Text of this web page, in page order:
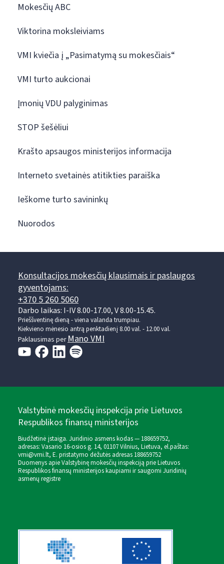
Mokesčių ABC
Viktorina moksleiviams
VMI kviečia į „Pasimatymą su mokesčiais“
VMI turto aukcionai
Įmonių VDU palyginimas
STOP šešėliui
Krašto apsaugos ministerijos informacija
Interneto svetainės atitikties paraiška
Ieškome turto savininkų
Nuorodos
Konsultacijos mokesčių klausimais ir paslaugos
gyventojams:
+370 5 260 5060
Darbo laikas: I-IV 8.00-17.00, V 8.00-15.45.
Prieššventinę dieną - viena valanda trumpiau.
Kiekvieno mėnesio antrą penktadienį 8.00 val. - 12.00 val.
Paklausimas per Mano VMI
Valstybinė mokesčių inspekcija prie Lietuvos
Respublikos finansų ministerijos
Biudžetinė įstaiga. Juridinio asmens kodas — 188659752,
adresas: Vasario 16-osios g. 14, 01107 Vilnius, Lietuva, el.paštas:
vmi@vmi.lt, E. pristatymo dėžutės adresas 188659752
Duomenys apie Valstybinę mokesčių inspekciją prie Lietuvos
Respublikos finansų ministerijos kaupiami ir saugomi Juridinių
asmenų registre